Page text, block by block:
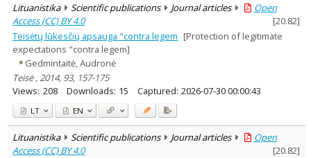
Lituanistika Scientific publications Journal articles
Open
Access (CC) BY 4.0
[20.82]
Teisėtų lūkesčių apsauga "contra legem [Protection of legitimate
expectations "contra legem]
Gedmintaitė, Audronė
Teisė , 2014, 93, 157-175
Views: 208 Downloads: 15 Captured: 2026-07-30 00:00:43
LT EN
Lituanistika Scientific publications Journal articles
Open
Access (CC) BY 4.0
[20.82]